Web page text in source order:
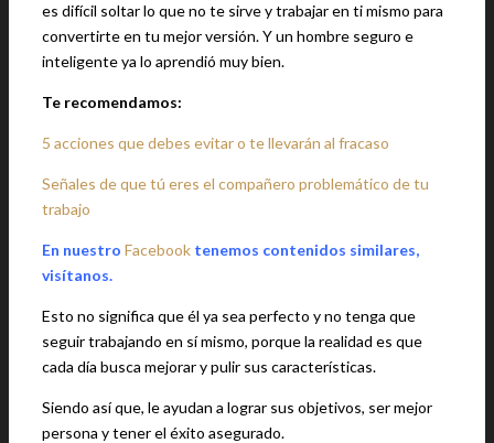
es difícil soltar lo que no te sirve y trabajar en ti mismo para
convertirte en tu mejor versión. Y un hombre seguro e
inteligente ya lo aprendió muy bien.
Te recomendamos:
5 acciones que debes evitar o te llevarán al fracaso
Señales de que tú eres el compañero problemático de tu
trabajo
En nuestro Facebook tenemos contenidos similares,
visítanos.
Esto no significa que él ya sea perfecto y no tenga que
seguir trabajando en sí mismo, porque la realidad es que
cada día busca mejorar y pulir sus características.
Siendo así que, le ayudan a lograr sus objetivos, ser mejor
persona y tener el éxito asegurado.